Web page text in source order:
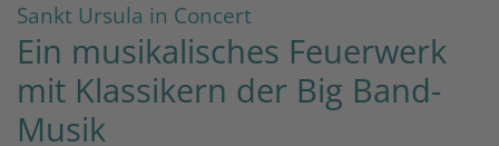
Sankt Ursula in Concert
Ein musikalisches Feuerwerk
mit Klassikern der Big Band-
Musik